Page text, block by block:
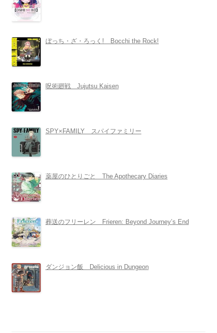
ぼっち・ざ・ろっく! Bocchi the Rock!
呪術廻戦 Jujutsu Kaisen
SPY×FAMILY スパイファミリー
薬屋のひとりごと The Apothecary Diaries
葬送のフリーレン Frieren: Beyond Journey’s End
ダンジョン飯 Delicious in Dungeon